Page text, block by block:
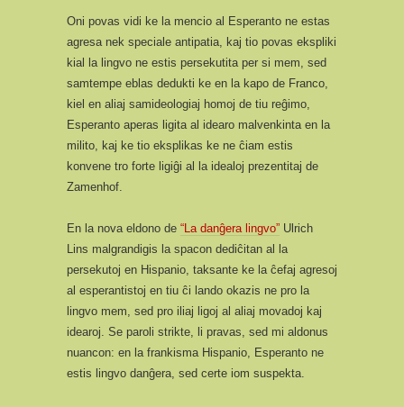
Oni povas vidi ke la mencio al Esperanto ne estas
agresa nek speciale antipatia, kaj tio povas ekspliki
kial la lingvo ne estis persekutita per si mem, sed
samtempe eblas dedukti ke en la kapo de Franco,
kiel en aliaj samideologiaj homoj de tiu reĝimo,
Esperanto aperas ligita al idearo malvenkinta en la
milito, kaj ke tio eksplikas ke ne ĉiam estis
konvene tro forte ligiĝi al la idealoj prezentitaj de
Zamenhof.
En la nova eldono de “La danĝera lingvo” Ulrich
Lins malgrandigis la spacon dediĉitan al la
persekutoj en Hispanio, taksante ke la ĉefaj agresoj
al esperantistoj en tiu ĉi lando okazis ne pro la
lingvo mem, sed pro iliaj ligoj al aliaj movadoj kaj
idearoj. Se paroli strikte, li pravas, sed mi aldonus
nuancon: en la frankisma Hispanio, Esperanto ne
estis lingvo danĝera, sed certe iom suspekta.